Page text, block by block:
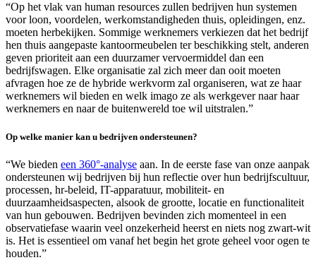
“Op het vlak van human resources zullen bedrijven hun systemen
voor loon, voordelen, werkomstandigheden thuis, opleidingen, enz.
moeten herbekijken. Sommige werknemers verkiezen dat het bedrijf
hen thuis aangepaste kantoormeubelen ter beschikking stelt, anderen
geven prioriteit aan een duurzamer vervoermiddel dan een
bedrijfswagen. Elke organisatie zal zich meer dan ooit moeten
afvragen hoe ze de hybride werkvorm zal organiseren, wat ze haar
werknemers wil bieden en welk imago ze als werkgever naar haar
werknemers en naar de buitenwereld toe wil uitstralen.”
Op welke manier kan u bedrijven ondersteunen?
“We bieden een 360°-analyse aan. In de eerste fase van onze aanpak
ondersteunen wij bedrijven bij hun reflectie over hun bedrijfscultuur,
processen, hr-beleid, IT-apparatuur, mobiliteit- en
duurzaamheidsaspecten, alsook de grootte, locatie en functionaliteit
van hun gebouwen. Bedrijven bevinden zich momenteel in een
observatiefase waarin veel onzekerheid heerst en niets nog zwart-wit
is. Het is essentieel om vanaf het begin het grote geheel voor ogen te
houden.”